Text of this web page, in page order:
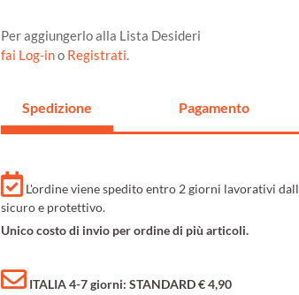
Per aggiungerlo alla Lista Desideri
fai Log-ino Registrati.
Spedizione Pagamento
L'ordine viene spedito entro 2 giorni lavorativi
sicuro e protettivo.
Unico costo di invio per ordine di più articoli.
ITALIA 4-7 giorni: STANDARD € 4,90